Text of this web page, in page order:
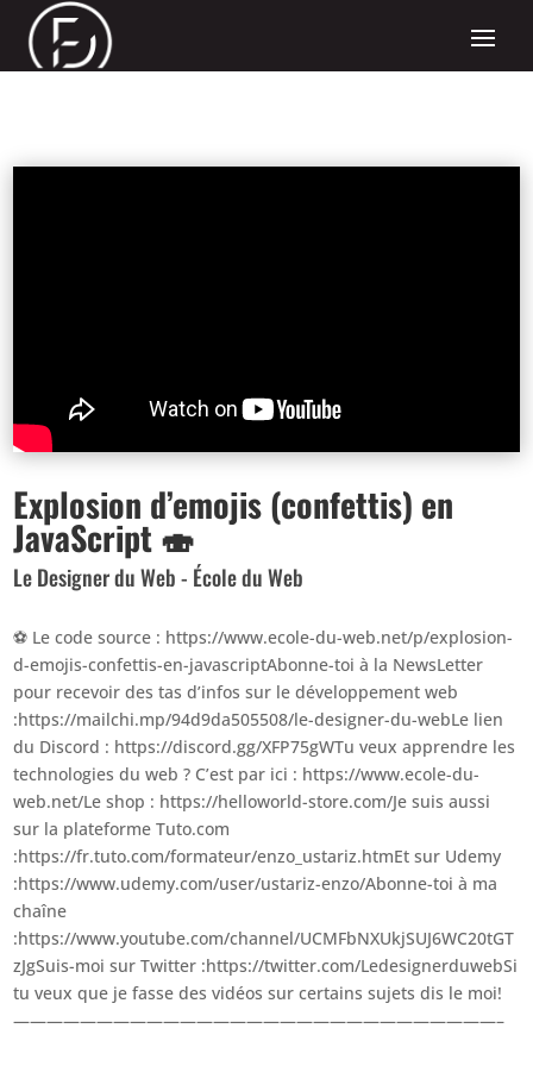
Explosion d’emojis (confettis) en
JavaScript 🍣
Le Designer du Web - École du Web
⚽ Le code source : https://www.ecole-du-web.net/p/explosion-
d-emojis-confettis-en-javascriptAbonne-toi à la NewsLetter
pour recevoir des tas d’infos sur le développement web
:https://mailchi.mp/94d9da505508/le-designer-du-webLe lien
du Discord : https://discord.gg/XFP75gWTu veux apprendre les
technologies du web ? C’est par ici : https://www.ecole-du-
web.net/Le shop : https://helloworld-store.com/Je suis aussi
sur la plateforme Tuto.com
:https://fr.tuto.com/formateur/enzo_ustariz.htmEt sur Udemy
:https://www.udemy.com/user/ustariz-enzo/Abonne-toi à ma
chaîne
:https://www.youtube.com/channel/UCMFbNXUkjSUJ6WC20tGT
zJgSuis-moi sur Twitter :https://twitter.com/LedesignerduwebSi
tu veux que je fasse des vidéos sur certains sujets dis le moi!
—————————————————————————————–